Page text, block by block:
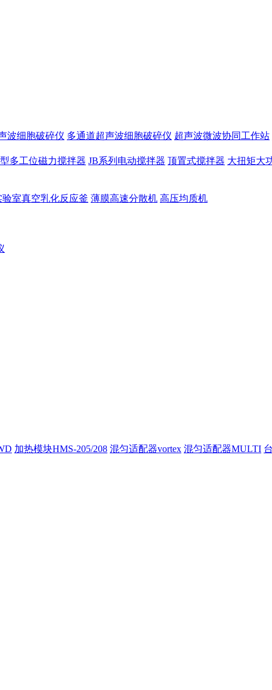
波细胞破碎仪 多通道超声波细胞破碎仪 超声波微波协同工作站
多工位磁力搅拌器 JB系列电动搅拌器 顶置式搅拌器 大扭矩大
验室真空乳化反应釜 薄膜高速分散机 高压均质机
加热模块HMS-205/208 混匀适配器vortex 混匀适配器MULTI